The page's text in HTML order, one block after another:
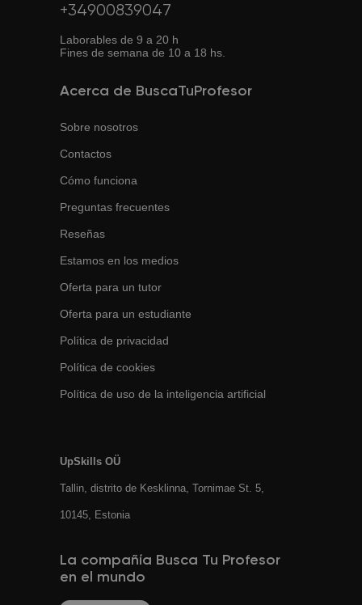
+34900839047
Laborables de 9 a 20 h
Fines de semana de 10 a 18 hs.
Acerca de BuscaTuProfesor
Sobre nosotros
Contactos
Cómo funciona
Preguntas frecuentes
Reseñas
Estamos en los medios
Oferta para un tutor
Oferta para un estudiante
Política de privacidad
Política de cookies
Política de uso de la inteligencia artificial
UpSkills OÜ
Tallin, distrito de Kesklinna, Tornimаe St. 5,
10145, Estonia
La compañía Busca Tu Profesor
en el mundo